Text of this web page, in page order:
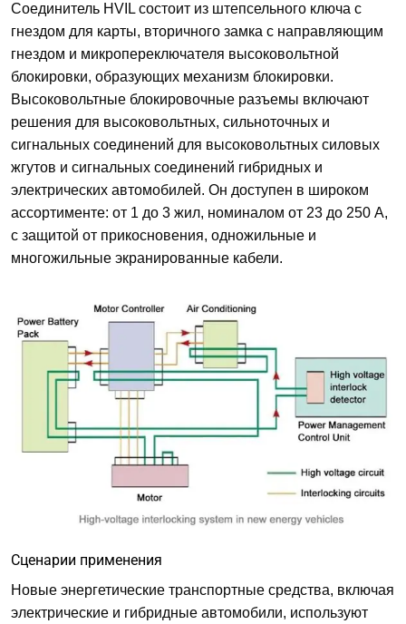
Соединитель HVIL состоит из штепсельного ключа с
гнездом для карты, вторичного замка с направляющим
гнездом и микропереключателя высоковольтной
блокировки, образующих механизм блокировки.
Высоковольтные блокировочные разъемы включают
решения для высоковольтных, сильноточных и
сигнальных соединений для высоковольтных силовых
жгутов и сигнальных соединений гибридных и
электрических автомобилей. Он доступен в широком
ассортименте: от 1 до 3 жил, номиналом от 23 до 250 А,
с защитой от прикосновения, одножильные и
многожильные экранированные кабели.
Сценарии применения
Новые энергетические транспортные средства, включая
электрические и гибридные автомобили, используют